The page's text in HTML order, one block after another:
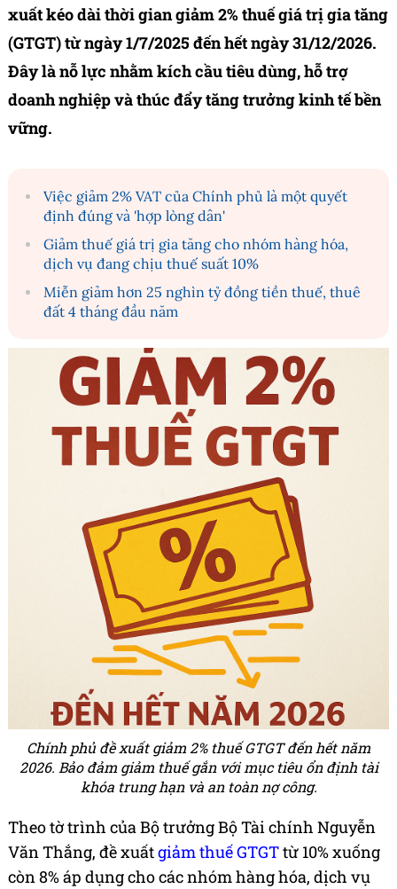
xuất kéo dài thời gian giảm 2% thuế giá trị gia tăng
(GTGT) từ ngày 1/7/2025 đến hết ngày 31/12/2026.
Đây là nỗ lực nhằm kích cầu tiêu dùng, hỗ trợ
doanh nghiệp và thúc đẩy tăng trưởng kinh tế bền
vững.
Việc giảm 2% VAT của Chính phủ là một quyết
định đúng và 'hợp lòng dân'
Giảm thuế giá trị gia tăng cho nhóm hàng hóa,
dịch vụ đang chịu thuế suất 10%
Miễn giảm hơn 25 nghìn tỷ đồng tiền thuế, thuê
đất 4 tháng đầu năm
Chính phủ đề xuất giảm 2% thuế GTGT đến hết năm
2026. Bảo đảm giảm thuế gắn với mục tiêu ổn định tài
khóa trung hạn và an toàn nợ công.
Theo tờ trình của Bộ trưởng Bộ Tài chính Nguyễn
Văn Thắng, đề xuấtgiảm thuế GTGTtừ 10% xuống
còn 8% áp dụng cho các nhóm hàng hóa, dịch vụ